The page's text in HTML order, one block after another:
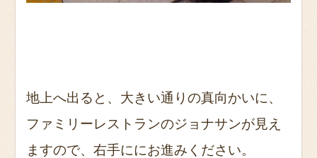
地上へ出ると、大きい通りの真向かいに、
ファミリーレストランのジョナサンが見え
ますので、右手ににお進みください。